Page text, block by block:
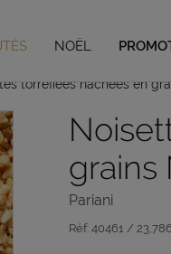
NOËL
torréfiées hachées en
grains
Pariani
Réf: 40461 / 23,786